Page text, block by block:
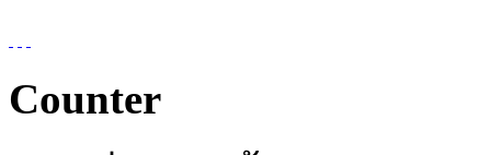
Counter